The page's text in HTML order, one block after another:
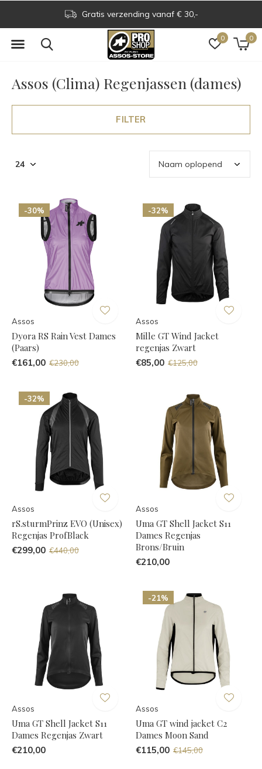
0 0
Gratis verzending vanaf € 30,-
Assos (Clima) Regenjassen (dames)
FILTER
-30%
Assos
Dyora RS Rain Vest Dames
(Paars)
€161,00 €230,00
-32%
Assos
Mille GT Wind Jacket
regenjas Zwart
€85,00 €125,00
-32%
Assos
rS.sturmPrinz EVO (Unisex)
Regenjas ProfBlack
€299,00 €440,00
Assos
Uma GT Shell Jacket S11
Dames Regenjas
Brons/Bruin
€210,00
Assos
Uma GT Shell Jacket S11
Dames Regenjas Zwart
€210,00
-21%
Assos
Uma GT wind jacket C2
Dames Moon Sand
€115,00 €145,00